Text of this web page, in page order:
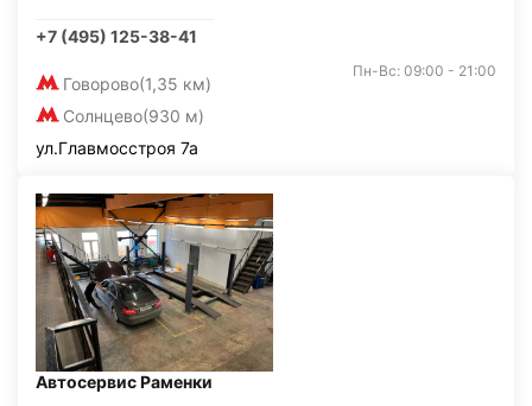
+7 (495) 125-38-41
Говорово(1,35 км)
Солнцево(930 м)
Пн-Вс: 09:00 - 21:00
ул.Главмосстроя 7а
Автосервис Раменки